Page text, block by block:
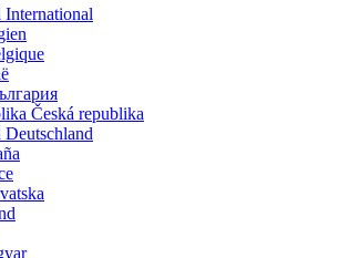
International
Česká republika
Deutschland